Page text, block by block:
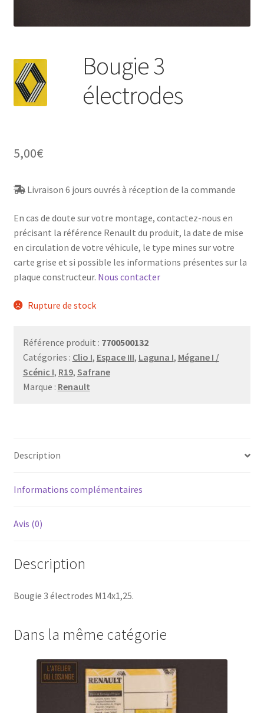
Bougie 3
électrodes
5,00€
Livraison 6 jours ouvrés à réception de la commande
En cas de doute sur votre montage, contactez-nous en
précisant la référence Renault du produit, la date de mise
en circulation de votre véhicule, le type mines sur votre
carte grise et si possible les informations présentes sur la
plaque constructeur. Nous contacter
Rupture de stock
Référence produit : 7700500132
Catégories : Clio I, Espace III, Laguna I, Mégane I /
Scénic I, R19, Safrane
Marque : Renault
Description
Informations complémentaires
Avis (0)
Description
Bougie 3 électrodes M14x1,25.
Dans la même catégorie